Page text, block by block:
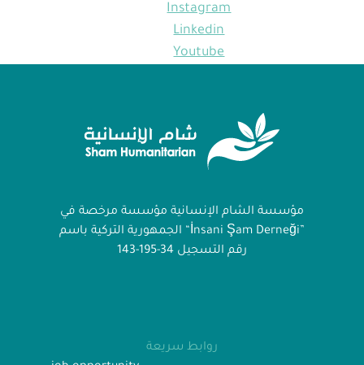
Instagram
Linkedin
Youtube
مؤسسة الشام الإنسانية مؤسسة مرخصة في
الجمهورية التركية باسم “İnsani Şam Derneği”
رقم التسجيل 34-195-143
روابط سريعة